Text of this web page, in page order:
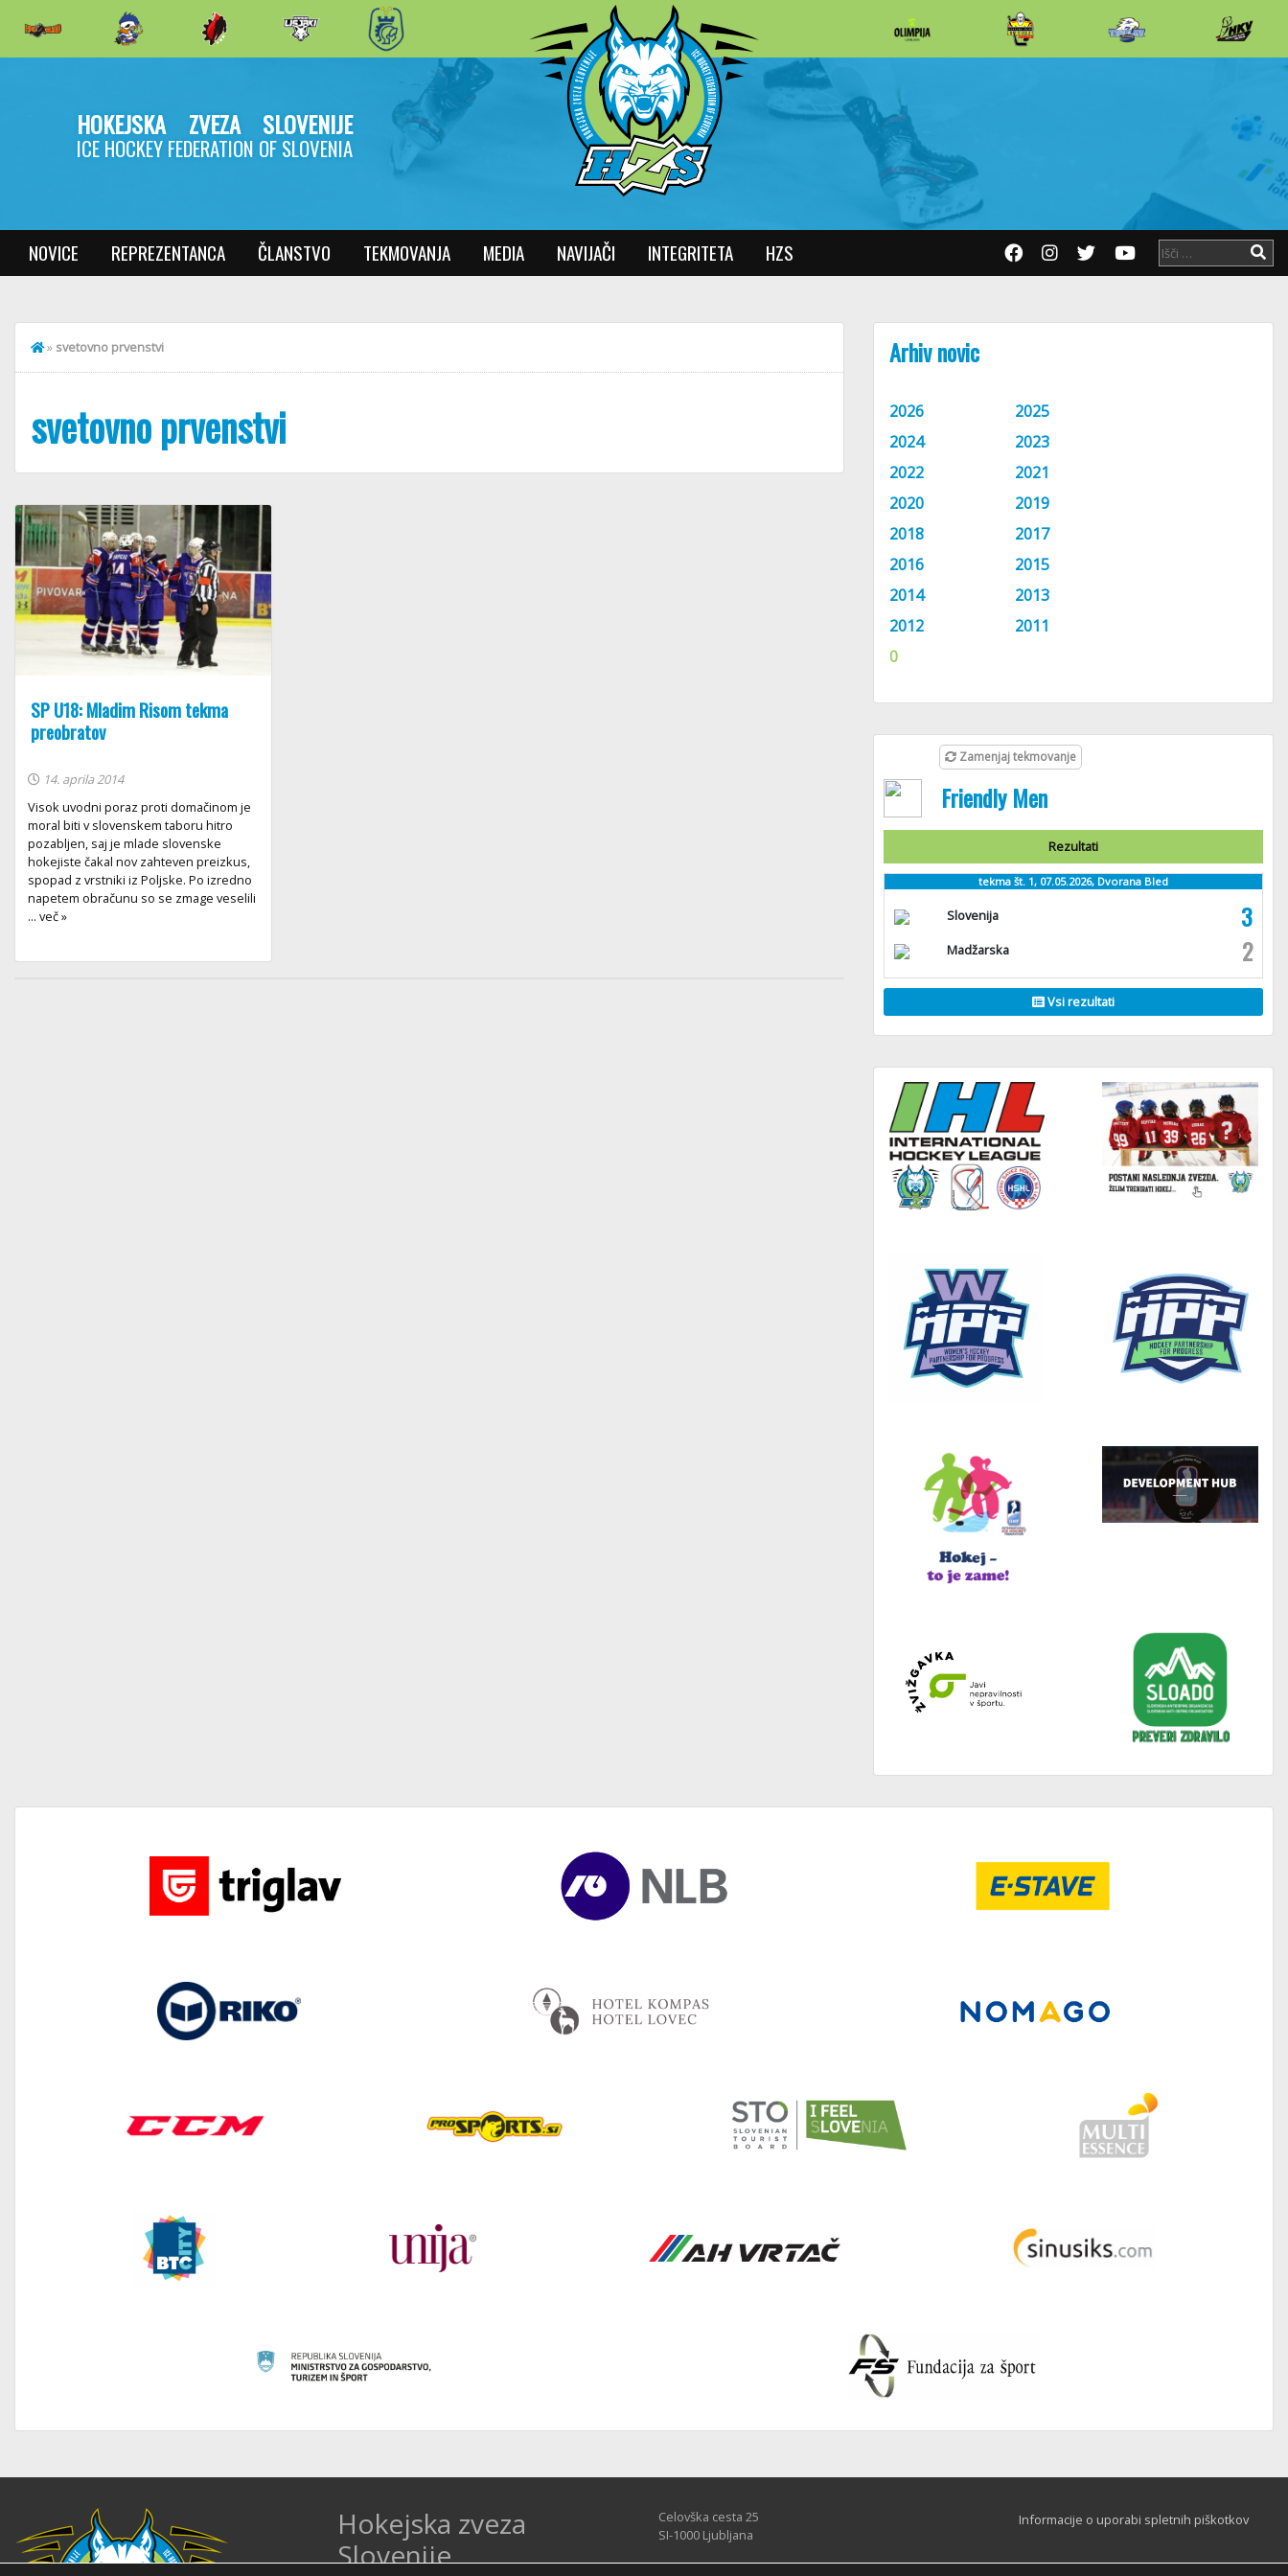
HOKEJSKA ZVEZA SLOVENIJE
ICE HOCKEY FEDERATION OF SLOVENIA
NOVICE REPREZENTANCA ČLANSTVO TEKMOVANJA MEDIA NAVIJAČI INTEGRITETA HZS
» svetovno prvenstvi
svetovno prvenstvi
SP U18: Mladim Risom tekma
preobratov
14. aprila 2014
Visok uvodni poraz proti domačinom je
moral biti v slovenskem taboru hitro
pozabljen, saj je mlade slovenske
hokejiste čakal nov zahteven preizkus,
spopad z vrstniki iz Poljske. Po izredno
napetem obračunu so se zmage veselili
... več »
Arhiv novic
2026
2025
2024
2023
2022
2021
2020
2019
2018
2017
2016
2015
2014
2013
2012
2011
0
Zamenjaj tekmovanje
Friendly Men
Rezultati
tekma št. 1, 07.05.2026, Dvorana Bled
Slovenija 3
Madžarska 2
Vsi rezultati
Hokejska zveza
Slovenije
Celovška cesta 25
SI-1000 Ljubljana
Tel: +386 51 270 500
Informacije o uporabi spletnih piškotkov